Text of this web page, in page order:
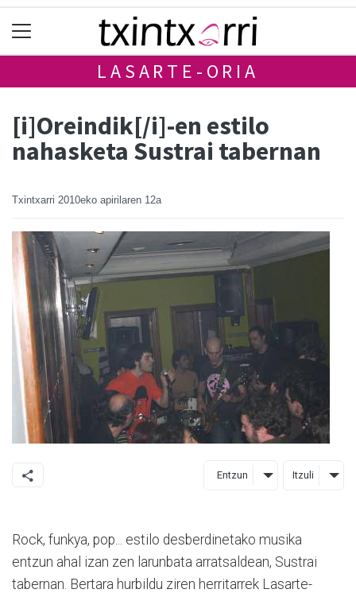
LASARTE-ORIA
[i]Oreindik[/i]-en estilo
nahasketa Sustrai tabernan
Txintxarri 2010eko apirilaren 12a
Entzun Itzuli
Rock, funkya, pop... estilo desberdinetako musika
entzun ahal izan zen larunbata arratsaldean, Sustrai
tabernan. Bertara hurbildu ziren herritarrek Lasarte-